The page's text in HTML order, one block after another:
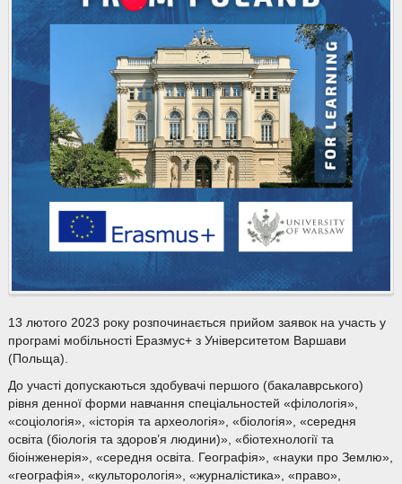
13 лютого 2023 року розпочинається прийом заявок на участь у
програмі мобільності Еразмус+ з Університетом Варшави
(Польща).
До участі допускаються здобувачі першого (бакалаврського)
рівня денної форми навчання спеціальностей «філологія»,
«соціологія», «історія та археологія», «біологія», «середня
освіта (біологія та здоров’я людини)», «біотехнології та
біоінженерія», «середня освіта. Географія», «науки про Землю»,
«географія», «культорологія», «журналістика», «право»,